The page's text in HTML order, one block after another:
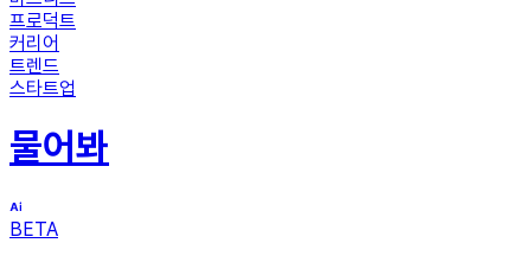
프로덕트
커리어
트렌드
스타트업
물어봐
BETA